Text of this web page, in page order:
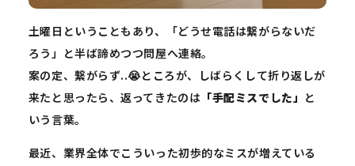
土曜日ということもあり、「どうせ電話は繋がらないだ
ろう」と半ば諦めつつ問屋へ連絡。
案の定、繋がらず..😭ところが、しばらくして折り返しが
来たと思ったら、返ってきたのは 「手配ミスでした」 と
いう言葉。
最近、業界全体でこういった初歩的なミスが増えている